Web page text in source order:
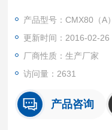
产品型号：CMX80（A）
更新时间：2016-02-26
厂商性质：生产厂家
访问量：2631
产品咨询